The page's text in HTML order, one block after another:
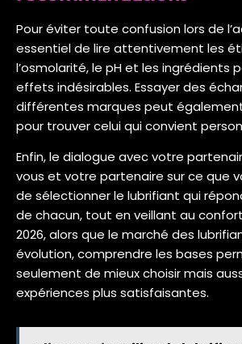
Pour éviter toute confusion lors de
essentiel de lire attentivement les
l’osmolarité, le pH et les ingrédients
effets indésirables. Essayer des
différentes marques peut
pour trouver celui qui convient
Enfin, le dialogue avec votre
vous et votre partenaire sur ce que
de sélectionner le lubrifiant qui
de chacun, tout en veillant au
2026, alors que le marché des
évolution, comprendre les bases
seulement de mieux choisir mais
expériences plus satisfaisantes.